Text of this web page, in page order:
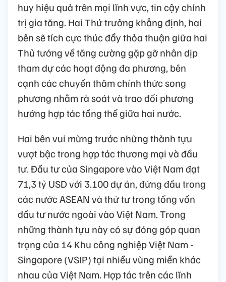
huy hiệu quả trên mọi lĩnh vực, tin cậy chính
trị gia tăng. Hai Thứ trưởng khẳng định, hai
bên sẽ tích cực thúc đẩy thỏa thuận giữa hai
Thủ tướng về tăng cường gặp gỡ nhân dịp
tham dự các hoạt động đa phương, bên
cạnh các chuyến thăm chính thức song
phương nhằm rà soát và trao đổi phương
hướng hợp tác tổng thể giữa hai nước.
Hai bên vui mừng trước những thành tựu
vượt bậc trong hợp tác thương mại và đầu
tư. Đầu tư của Singapore vào Việt Nam đạt
71,3 tỷ USD với 3.100 dự án, đứng đầu trong
các nước ASEAN và thứ tư trong tổng vốn
đầu tư nước ngoài vào Việt Nam. Trong
những thành tựu này có sự đóng góp quan
trọng của 14 Khu công nghiệp Việt Nam -
Singapore (VSIP) tại nhiều vùng miền khác
nhau của Việt Nam. Hợp tác trên các lĩnh